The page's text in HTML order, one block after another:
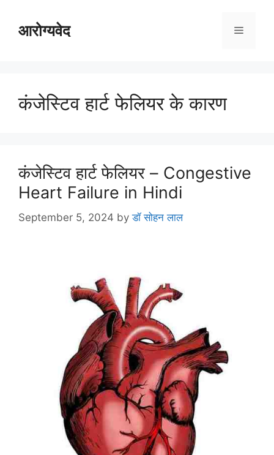
आरोग्यवेद Menu
कंजेस्टिव हार्ट फेलियर के कारण
कंजेस्टिव हार्ट फेलियर – Congestive
Heart Failure in Hindi
September 5, 2024 byडॉ सोहन लाल